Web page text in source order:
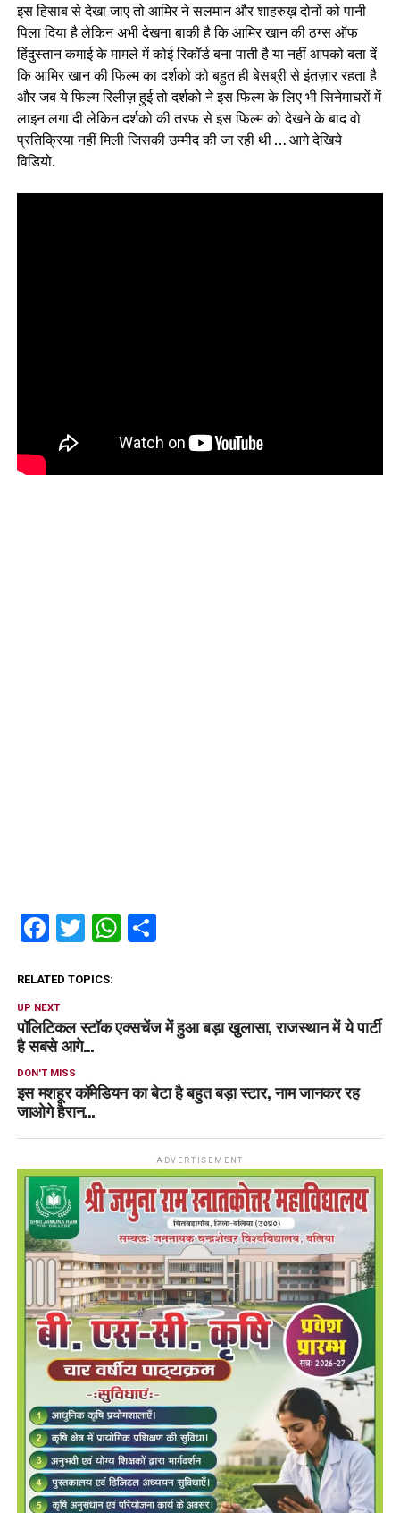
इस हिसाब से देखा जाए तो आमिर ने सलमान और शाहरुख़ दोनों को पानी
पिला दिया है लेकिन अभी देखना बाकी है कि आमिर खान की ठग्स ऑफ
हिंदुस्तान कमाई के मामले में कोई रिकॉर्ड बना पाती है या नहीं आपको बता दें
कि आमिर खान की फिल्म का दर्शको को बहुत ही बेसब्री से इंतज़ार रहता है
और जब ये फिल्म रिलीज़ हुई तो दर्शको ने इस फिल्म के लिए भी सिनेमाघरों में
लाइन लगा दी लेकिन दर्शको की तरफ से इस फिल्म को देखने के बाद वो
प्रतिक्रिया नहीं मिली जिसकी उम्मीद की जा रही थी … आगे देखिये
विडियो.
Facebook
TwitterWhatsApp
Share
RELATED TOPICS:
UP NEXT
पॉलिटिकल स्टॉक एक्सचेंज में हुआ बड़ा खुलासा, राजस्थान में ये पार्टी
है सबसे आगे…
DON'T MISS
इस मशहूर कॉमेडियन का बेटा है बहुत बड़ा स्टार, नाम जानकर रह
जाओगे हैरान…
ADVERTISEMENT